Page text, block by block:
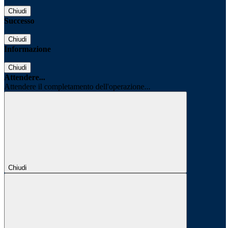
Chiudi
Successo
Chiudi
Informazione
Chiudi
Attendere...
Attendere il completamento dell'operazione...
Chiudi